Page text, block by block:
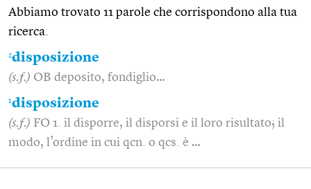
Abbiamo trovato 11 parole che corrispondono alla tua
ricerca.
2disposizione
(s.f.) OB deposito, fondiglio…
1disposizione
(s.f.) FO 1. il disporre, il disporsi e il loro risultato; il
modo, l’ordine in cui qcn. o qcs. è …